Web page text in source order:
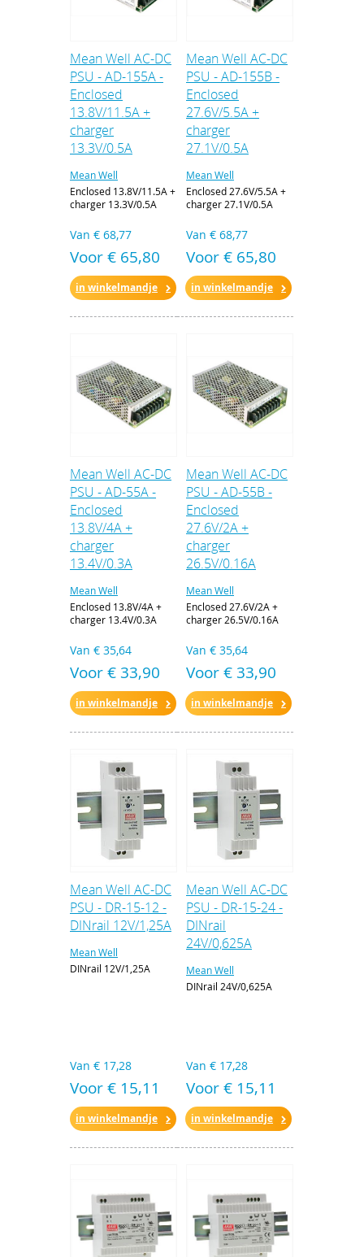
Mean Well AC-DC
PSU - AD-155A -
Enclosed
13.8V/11.5A +
charger
13.3V/0.5A
Mean Well
Enclosed 13.8V/11.5A +
charger 13.3V/0.5A
Van € 68,77
Voor € 65,80
in winkelmandje
Mean Well AC-DC
PSU - AD-155B -
Enclosed
27.6V/5.5A +
charger
27.1V/0.5A
Mean Well
Enclosed 27.6V/5.5A +
charger 27.1V/0.5A
Van € 68,77
Voor € 65,80
in winkelmandje
Mean Well AC-DC
PSU - AD-55A -
Enclosed
13.8V/4A +
charger
13.4V/0.3A
Mean Well
Enclosed 13.8V/4A +
charger 13.4V/0.3A
Van € 35,64
Voor € 33,90
in winkelmandje
Mean Well AC-DC
PSU - AD-55B -
Enclosed
27.6V/2A +
charger
26.5V/0.16A
Mean Well
Enclosed 27.6V/2A +
charger 26.5V/0.16A
Van € 35,64
Voor € 33,90
in winkelmandje
Mean Well AC-DC
PSU - DR-15-12 -
DINrail 12V/1,25A
Mean Well
DINrail 12V/1,25A
Van € 17,28
Voor € 15,11
in winkelmandje
Mean Well AC-DC
PSU - DR-15-24 -
DINrail
24V/0,625A
Mean Well
DINrail 24V/0,625A
Van € 17,28
Voor € 15,11
in winkelmandje